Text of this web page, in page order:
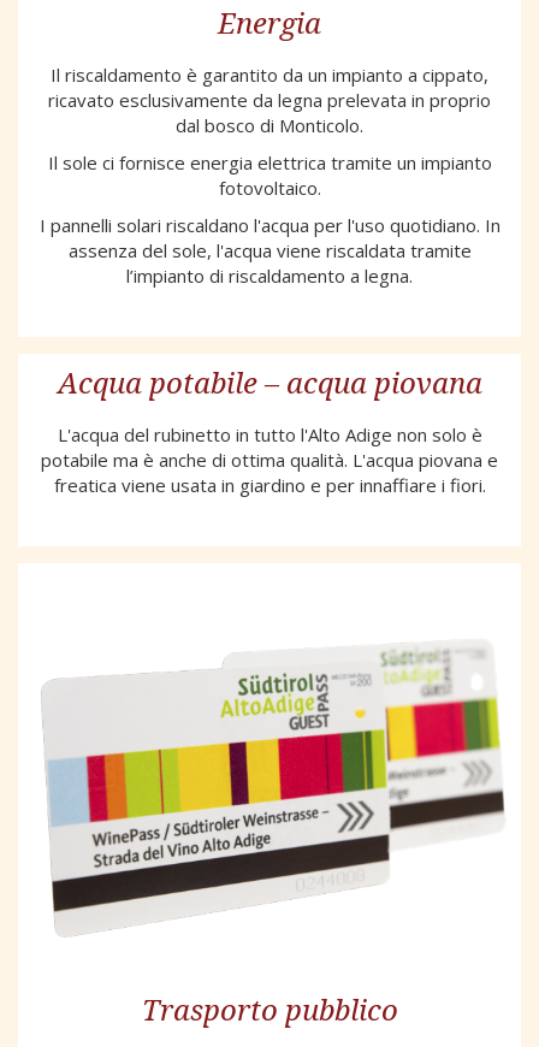
Energia
Il riscaldamento è garantito da un impianto a cippato,
ricavato esclusivamente da legna prelevata in proprio
dal bosco di Monticolo.
Il sole ci fornisce energia elettrica tramite un impianto
fotovoltaico.
I pannelli solari riscaldano l'acqua per l'uso quotidiano. In
assenza del sole, l'acqua viene riscaldata tramite
l’impianto di riscaldamento a legna.
Acqua potabile – acqua piovana
L'acqua del rubinetto in tutto l'Alto Adige non solo è
potabile ma è anche di ottima qualità. L'acqua piovana e
freatica viene usata in giardino e per innaffiare i fiori.
Trasporto pubblico